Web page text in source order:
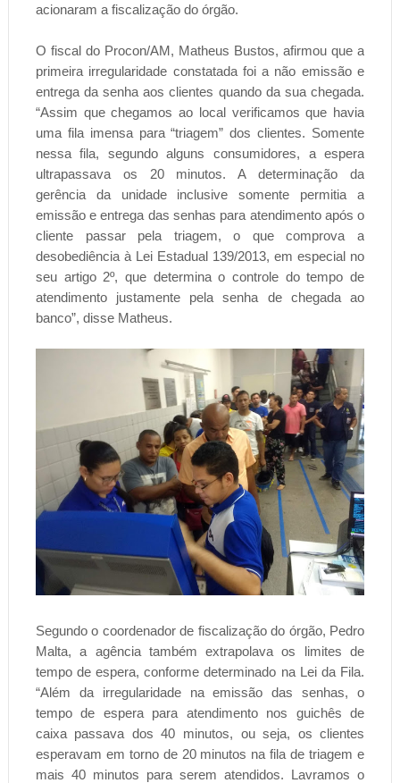
acionaram a fiscalização do órgão.
O fiscal do Procon/AM, Matheus Bustos, afirmou que a
primeira irregularidade constatada foi a não emissão e
entrega da senha aos clientes quando da sua chegada.
“Assim que chegamos ao local verificamos que havia
uma fila imensa para “triagem” dos clientes. Somente
nessa fila, segundo alguns consumidores, a espera
ultrapassava os 20 minutos. A determinação da
gerência da unidade inclusive somente permitia a
emissão e entrega das senhas para atendimento após o
cliente passar pela triagem, o que comprova a
desobediência à Lei Estadual 139/2013, em especial no
seu artigo 2º, que determina o controle do tempo de
atendimento justamente pela senha de chegada ao
banco”, disse Matheus.
Segundo o coordenador de fiscalização do órgão, Pedro
Malta, a agência também extrapolava os limites de
tempo de espera, conforme determinado na Lei da Fila.
“Além da irregularidade na emissão das senhas, o
tempo de espera para atendimento nos guichês de
caixa passava dos 40 minutos, ou seja, os clientes
esperavam em torno de 20 minutos na fila de triagem e
mais 40 minutos para serem atendidos. Lavramos o